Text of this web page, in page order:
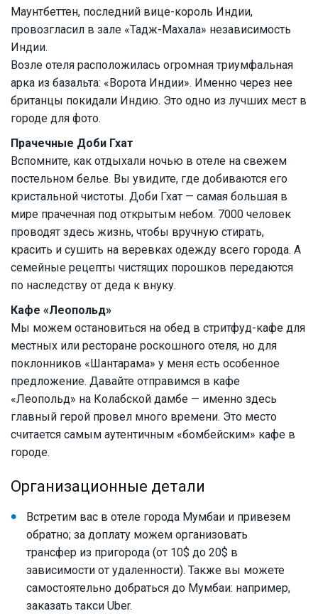
Маунтбеттен, последний вице-король Индии,
провозгласил в зале «Тадж-Махала» независимость
Индии.
Возле отеля расположилась огромная триумфальная
арка из базальта: «Ворота Индии». Именно через нее
британцы покидали Индию. Это одно из лучших мест в
городе для фото.
Прачечные Доби Гхат
Вспомните, как отдыхали ночью в отеле на свежем
постельном белье. Вы увидите, где добиваются его
кристальной чистоты. Доби Гхат — самая большая в
мире прачечная под открытым небом. 7000 человек
проводят здесь жизнь, чтобы вручную стирать,
красить и сушить на веревках одежду всего города. А
семейные рецепты чистящих порошков передаются
по наследству от деда к внуку.
Кафе «Леопольд»
Мы можем остановиться на обед в стритфуд-кафе для
местных или ресторане роскошного отеля, но для
поклонников «Шантарама» у меня есть особенное
предложение. Давайте отправимся в кафе
«Леопольд» на Колабской дамбе — именно здесь
главный герой провел много времени. Это место
считается самым аутентичным «бомбейским» кафе в
городе.
Организационные детали
Встретим вас в отеле города Мумбаи и привезем
обратно; за доплату можем организовать
трансфер из пригорода (от 10$ до 20$ в
зависимости от удаленности). Также вы можете
самостоятельно добраться до Мумбаи: например,
заказать такси Uber.